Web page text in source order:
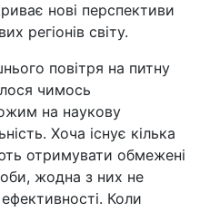
нові перспективи
регіонів світу.
повітря на питну
чимось
на наукову
Хоча існує кілька
отримувати обмежені
жодна з них не
Коли